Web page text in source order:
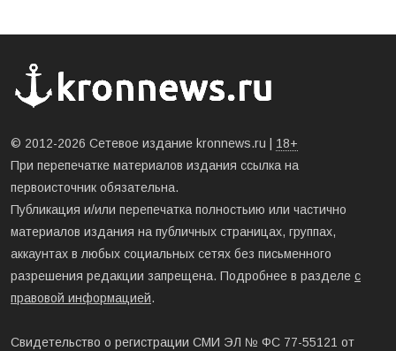
© 2012-2026 Сетевое издание kronnews.ru | 18+
При перепечатке материалов издания ссылка на
первоисточник обязательна.
Публикация и/или перепечатка полностьию или частично
материалов издания на публичных страницах, группах,
аккаунтах в любых социальных сетях без письменного
разрешения редакции запрещена. Подробнее в разделе с
правовой информацией.
Свидетельство о регистрации СМИ ЭЛ № ФС 77-55121 от